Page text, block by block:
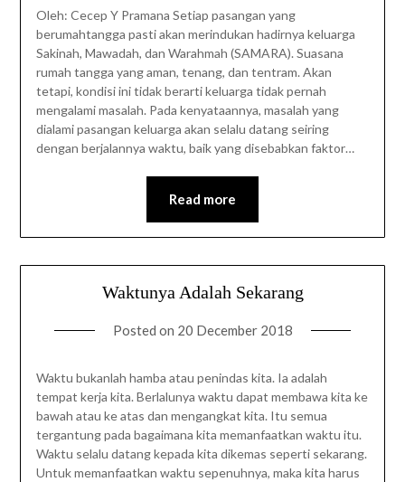
Oleh: Cecep Y Pramana Setiap pasangan yang
berumahtangga pasti akan merindukan hadirnya keluarga
Sakinah, Mawadah, dan Warahmah (SAMARA). Suasana
rumah tangga yang aman, tenang, dan tentram. Akan
tetapi, kondisi ini tidak berarti keluarga tidak pernah
mengalami masalah. Pada kenyataannya, masalah yang
dialami pasangan keluarga akan selalu datang seiring
dengan berjalannya waktu, baik yang disebabkan faktor…
Read more
Waktunya Adalah Sekarang
Posted on 20 December 2018
Waktu bukanlah hamba atau penindas kita. Ia adalah
tempat kerja kita. Berlalunya waktu dapat membawa kita ke
bawah atau ke atas dan mengangkat kita. Itu semua
tergantung pada bagaimana kita memanfaatkan waktu itu.
Waktu selalu datang kepada kita dikemas seperti sekarang.
Untuk memanfaatkan waktu sepenuhnya, maka kita harus